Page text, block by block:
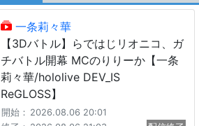
一条莉々華
【3Dバトル】らではじリオニコ、ガ
チバトル開幕 MCのりりーか【一条
莉々華/hololive DEV_IS
ReGLOSS】
開始： 2026.08.06 20:01